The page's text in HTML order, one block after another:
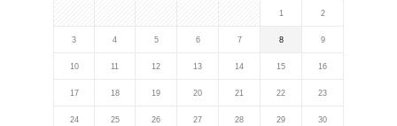
1 2
3 4 5 6 7 8 9
10 11 12 13 14 15 16
17 18 19 20 21 22 23
24 25 26 27 28 29 30